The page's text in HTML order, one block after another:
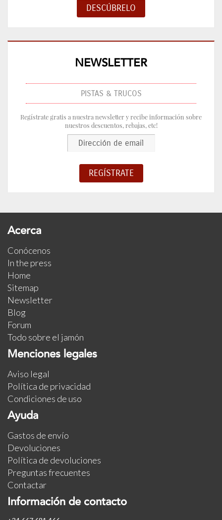
NEWSLETTER
PISTAS & TRUCOS
Regístrate gratis a nuestra newsletter y recibe información sobre
nuestros descuentos, rebajas, etc!
Acerca
Conócenos
In the press
Home
Sitemap
Newsletter
Blog
Forum
Todo sobre el jamón
Menciones legales
Aviso legal
Política de privacidad
Condiciones de uso
Ayuda
Gastos de envío
Devoluciones
Política de devoluciones
Preguntas frecuentes
Contactar
Información de contacto